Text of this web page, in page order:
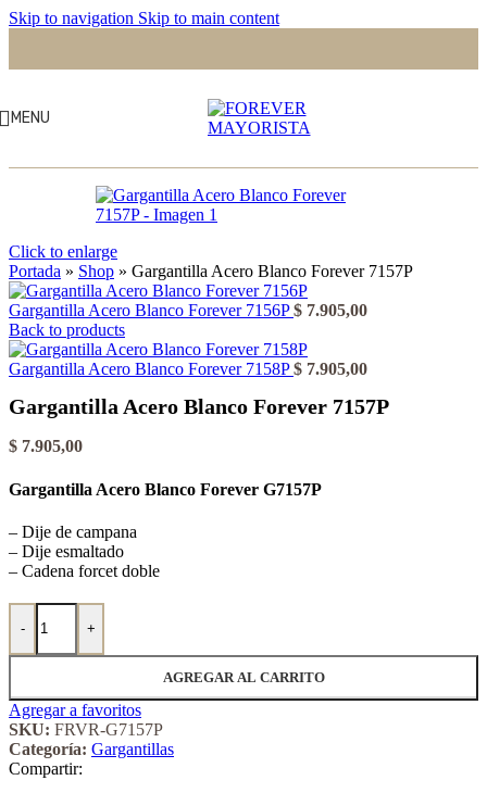
Skip to navigation Skip to main content
MENU
Click to enlarge
Portada » Shop » Gargantilla Acero Blanco Forever 7157P
Gargantilla Acero Blanco Forever 7156P$ 7.905,00
Back to products
Gargantilla Acero Blanco Forever 7158P$ 7.905,00
Gargantilla Acero Blanco Forever 7157P
$ 7.905,00
Gargantilla Acero Blanco Forever G7157P
– Dije de campana
– Dije esmaltado
– Cadena forcet doble
-
Gargantilla Acero Blanco Forever 7157P cantidad
+
AGREGAR AL CARRITO
Agregar a favoritos
SKU: FRVR-G7157P
Categoría: Gargantillas
Compartir: